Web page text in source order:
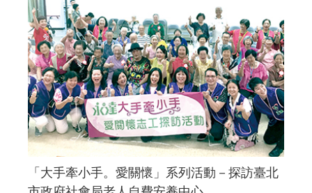
「大手牽小手。愛關懷」系列活動－探訪臺北